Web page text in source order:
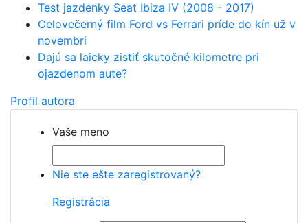
Test jazdenky Seat Ibiza IV (2008 - 2017)
Celovečerný film Ford vs Ferrari príde do kín už v
novembri
Dajú sa laicky zistiť skutočné kilometre pri
ojazdenom aute?
Profil autora
Vaše meno
Nie ste ešte zaregistrovaný?
Registrácia